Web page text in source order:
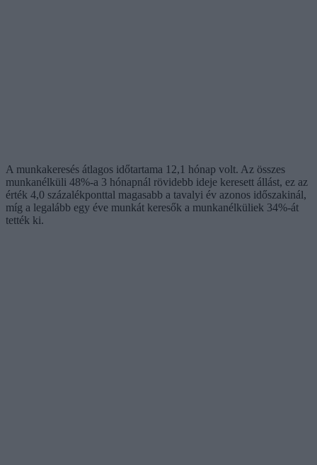
A munkakeresés átlagos időtartama 12,1 hónap volt. Az összes
munkanélküli 48%-a 3 hónapnál rövidebb ideje keresett állást, ez az
érték 4,0 százalékponttal magasabb a tavalyi év azonos időszakinál,
míg a legalább egy éve munkát keresők a munkanélküliek 34%-át
tették ki.